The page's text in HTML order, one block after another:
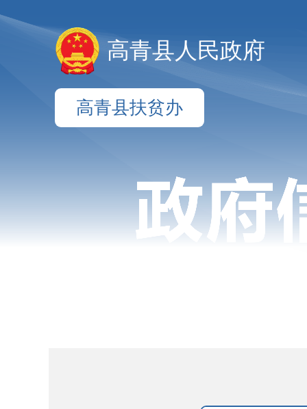
高青县人民政府
高青县扶贫办